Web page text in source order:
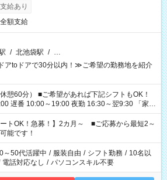
給あり
額支給
/ 北池袋駅 / …
アtoドアで30分以内！≫ご希望の勤務地を紹介
れば下記シフトもOK！
遅番 10:00～19:00 夜勤 16:30～翌9:30 「家族
たい」 「余裕を持って夕飯の準備がしたい」
はしたくない」 など、ご希望を教えてください
仕事の勤務時間。 合計で週40時間を超える場
せん。
ートOK！急募！】2カ月～ ■ご応募から最短2～
能です！
～50代活躍中 / 服装自由 / シフト勤務 / 10名以
電話対応なし / パソコンスキル不要